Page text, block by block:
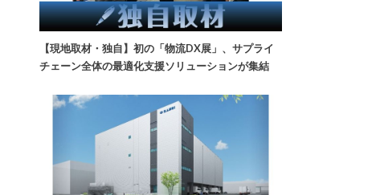
【現地取材・独自】初の「物流DX展」、サプライ
チェーン全体の最適化支援ソリューションが集結